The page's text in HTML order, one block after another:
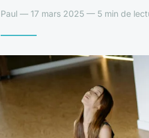
Paul — 17 mars 2025 — 5 min de